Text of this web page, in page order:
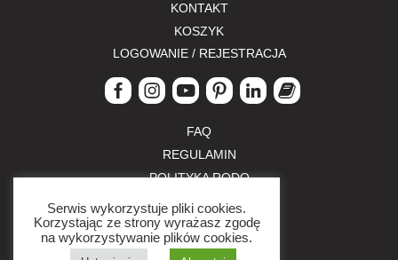
FAQ
REGULAMIN
POLITYKA RODO
POLITYKA PRYWATNOŚCI
ZWROTY I REKLAMACJE
FORMY PŁATNOŚCI
KONTAKT
KOSZYK
LOGOWANIE / REJESTRACJA
Serwis wykorzystuje pliki cookies.
Korzystając ze strony wyrażasz zgodę
na wykorzystywanie plików cookies.